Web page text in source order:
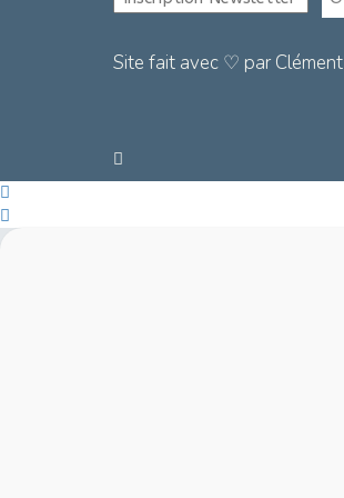
Site fait avec ♡ par Clément